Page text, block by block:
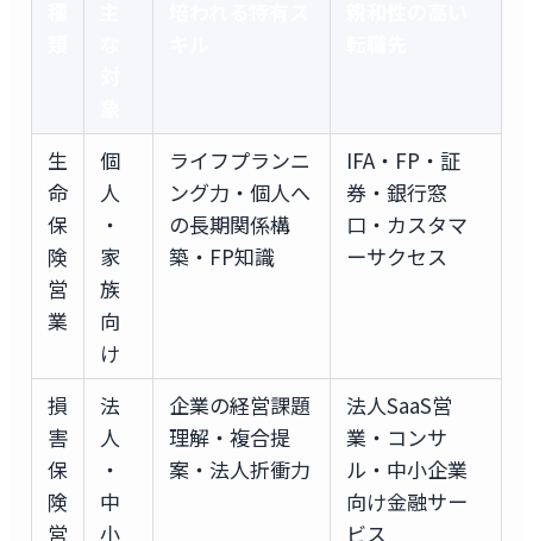
生
命
保
険
営
業
個
人
・
家
族
向
け
ライフプランニ
ング力・個人へ
の長期関係構
築・FP知識
IFA・FP・証
券・銀行窓
口・カスタマ
ーサクセス
損
害
保
険
営
法
人
・
中
小
企業の経営課題
理解・複合提
案・法人折衝力
法人SaaS営
業・コンサ
ル・中小企業
向け金融サー
ビス